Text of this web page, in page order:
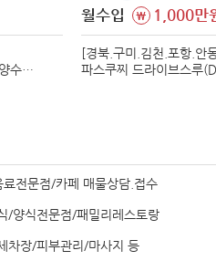
수
월수입
\ 1,000만
[경북.구미.김천.포항.안
파스쿠찌 드라이브스루
전문점/카페 매물상담.접수
/양식전문점/패밀리레스토랑
차장/피부관리/마사지 등